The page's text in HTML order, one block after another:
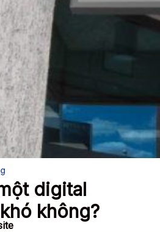
mềm khác
mềm khác
digital
không?